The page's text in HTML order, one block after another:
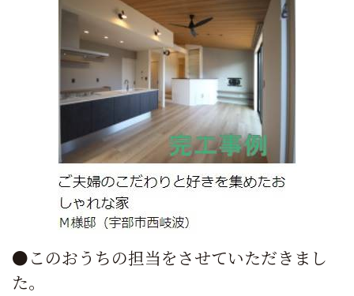
●このおうちの担当をさせていただきまし
た。